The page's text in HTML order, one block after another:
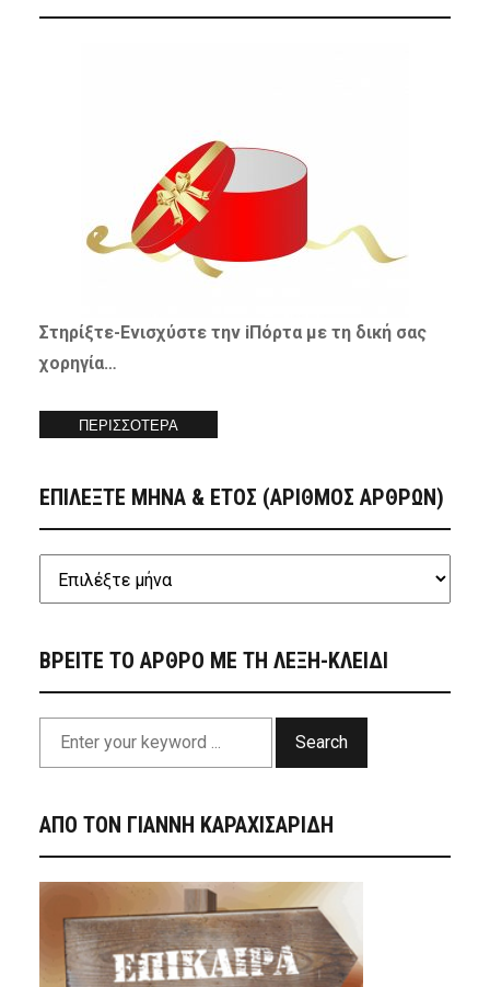
Στηρίξτε-Ενισχύστετην iΠόρτα με τη δική σας
χορηγία…
ΠΕΡΙΣΣΟΤΕΡΑ
ΕΠΙΛΕΞΤΕ ΜΗΝΑ & ΕΤΟΣ (ΑΡΙΘΜΟΣ ΑΡΘΡΩΝ)
ΒΡΕΙΤΕ ΤΟ ΑΡΘΡΟ ΜΕ ΤΗ ΛΕΞΗ-ΚΛΕΙΔΙ
Search
ΑΠΟ ΤΟΝ ΓΙΑΝΝΗ ΚΑΡΑΧΙΣΑΡΙΔΗ